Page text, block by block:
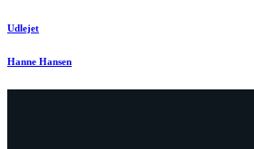
Udlejet
Hanne Hansen